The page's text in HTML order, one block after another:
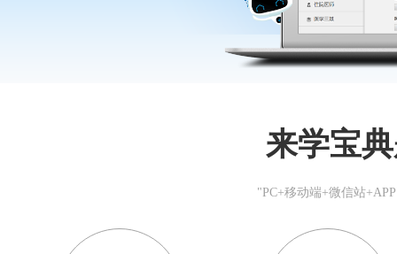
来学宝
"PC+移动端+微信站